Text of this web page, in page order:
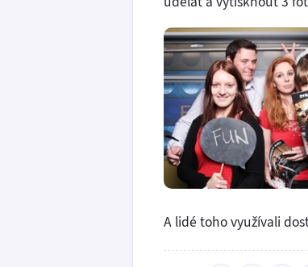
A lidé toho využívali